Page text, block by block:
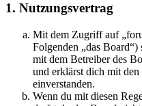
1. Nutzungsvertrag
Mit dem Zugriff auf
Folgenden „das
mit dem Betreiber des
und erklärst dich mit
einverstanden.
Wenn du mit diesen